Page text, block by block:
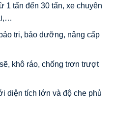
1 tấn đến 30 tấn, xe chuyên
tri, bảo dưỡng, nâng cấp
khô ráo, chống trơn trượt
diện tích lớn và độ che phủ